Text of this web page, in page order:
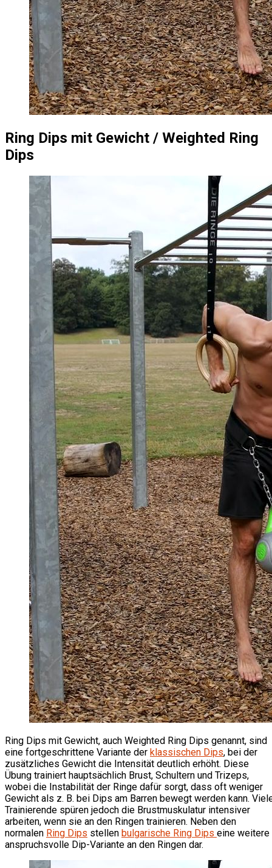
Ring Dips mit Gewicht / Weighted Ring
Dips
Ring Dips mit Gewicht, auch Weighted Ring Dips genannt, sind
eine fortgeschrittene Variante der klassischen Dips, bei der
zusätzliches Gewicht die Intensität deutlich erhöht. Diese
Übung trainiert hauptsächlich Brust, Schultern und Trizeps,
wobei die Instabilität der Ringe dafür sorgt, dass oft weniger
Gewicht als z. B. bei Dips am Barren bewegt werden kann.
Trainierende spüren jedoch die Brustmuskulatur intensiver
arbeiten, wenn sie an den Ringen trainieren. Neben den
normalen Ring Dips stellen bulgarische Ring Dips eine weitere
anspruchsvolle Dip-Variante an den Ringen dar.